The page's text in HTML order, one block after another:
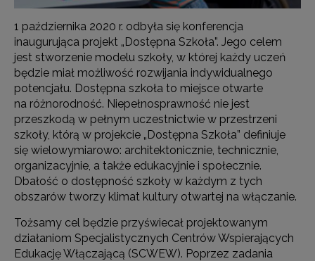
1 października 2020 r. odbyła się konferencja
inaugurująca projekt „Dostępna Szkoła”. Jego celem
jest stworzenie modelu szkoły, w której każdy uczeń
będzie miał możliwość rozwijania indywidualnego
potencjału. Dostępna szkoła to miejsce otwarte
na różnorodność. Niepełnosprawność nie jest
przeszkodą w pełnym uczestnictwie w przestrzeni
szkoły, którą w projekcie „Dostępna Szkoła” definiuje
się wielowymiarowo: architektonicznie, technicznie,
organizacyjnie, a także edukacyjnie i społecznie.
Dbałość o dostępność szkoły w każdym z tych
obszarów tworzy klimat kultury otwartej na włączanie.
Tożsamy cel będzie przyświecał projektowanym
działaniom Specjalistycznych Centrów Wspierających
Edukację Włączającą (SCWEW). Poprzez zadania